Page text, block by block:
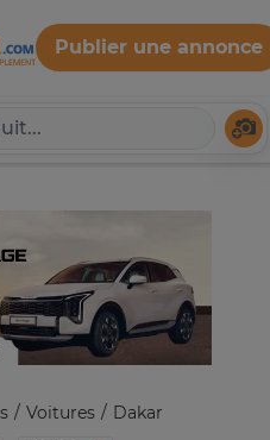
Publier une annonce
Voitures
Dakar